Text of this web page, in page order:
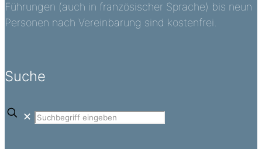
Führungen (auch in französischer Sprache) bis neun
Personen nach Vereinbarung sind kostenfrei.
Suche
✕